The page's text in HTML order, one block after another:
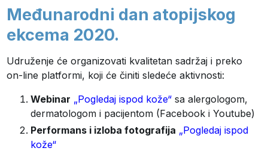
Međunarodni dan atopijskog
ekcema 2020.
Udruženje će organizovati kvalitetan sadržaj i preko
on-line platformi, koji će činiti sledeće aktivnosti:
Webinar „Pogledaj ispod kože“ sa alergologom,
dermatologom i pacijentom (Facebook i Youtube)
Performans i izloba fotografija „Pogledaj ispod
kože“